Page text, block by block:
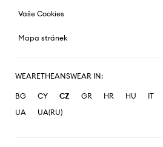
Vaše Cookies
Mapa stránek
WEARETHEANSWEAR IN:
BG CY CZ GR HR HU IT
UA
UA(RU)